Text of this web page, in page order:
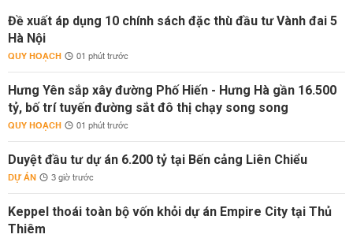
Đề xuất áp dụng 10 chính sách đặc thù đầu tư Vành đai 5
Hà Nội
QUY HOẠCH 01 phút trước
Hưng Yên sắp xây đường Phố Hiến - Hưng Hà gần 16.500
tỷ, bố trí tuyến đường sắt đô thị chạy song song
QUY HOẠCH 01 phút trước
Duyệt đầu tư dự án 6.200 tỷ tại Bến cảng Liên Chiểu
DỰ ÁN 3 giờ trước
Keppel thoái toàn bộ vốn khỏi dự án Empire City tại Thủ
Thiêm